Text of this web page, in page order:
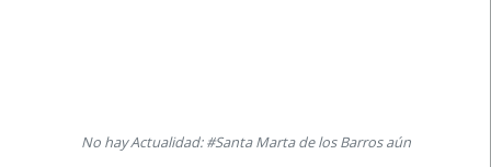
No hay Actualidad: #Santa Marta de los Barros aún